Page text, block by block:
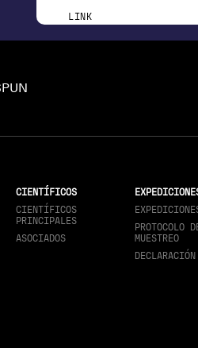
LINK
CIENTÍFICOS
CIENTÍFICOS
PRINCIPALES
ASOCIADOS
PROTOCOLO
MUESTREO